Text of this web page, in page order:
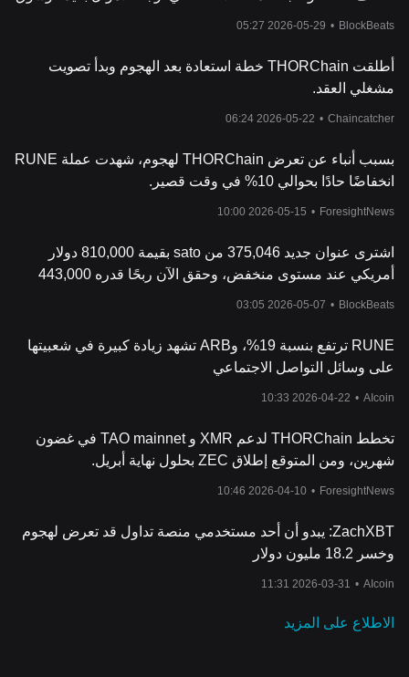
BlockBeats
•
2026-05-29 05:27
أطلقت THORChain خطة استعادة بعد الهجوم وبدأ تصويت
مشغلي العقد.
Chaincatcher
•
2026-05-22 06:24
بسبب أنباء عن تعرض THORChain لهجوم، شهدت عملة RUNE
انخفاضًا حادًا بحوالي 10% في وقت قصير.
ForesightNews
•
2026-05-15 10:00
اشترى عنوان جديد 375,046 من sato بقيمة 810,000 دولار
أمريكي عند مستوى منخفض، وحقق الآن ربحًا قدره 443,000
BlockBeats
•
2026-05-07 03:05
RUNE ترتفع بنسبة 19%، وARB تشهد زيادة كبيرة في شعبيتها
على وسائل التواصل الاجتماعي
AIcoin
•
2026-04-22 10:33
تخطط THORChain لدعم XMR و TAO mainnet في غضون
شهرين، ومن المتوقع إطلاق ZEC بحلول نهاية أبريل.
ForesightNews
•
2026-04-10 10:46
ZachXBT: يبدو أن أحد مستخدمي منصة تداول قد تعرض لهجوم
وخسر 18.2 مليون دولار
AIcoin
•
2026-03-31 11:31
الاطلاع على المزيد